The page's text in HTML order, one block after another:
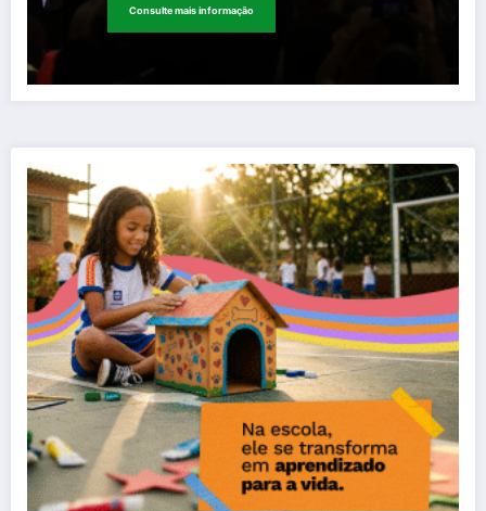
Consulte mais informação